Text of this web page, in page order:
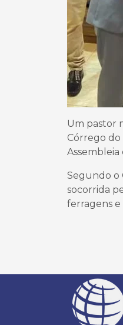
Um pastor
Córrego do
Assembleia
Segundo o
socorrida
ferragens e